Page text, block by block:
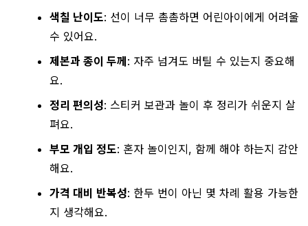
색칠 난이도: 선이 너무 촘촘하면 어린아이에게 어려울
수 있어요.
제본과 종이 두께: 자주 넘겨도 버틸 수 있는지 중요해
요.
정리 편의성: 스티커 보관과 놀이 후 정리가 쉬운지 살
펴요.
부모 개입 정도: 혼자 놀이인지, 함께 해야 하는지 감안
해요.
가격 대비 반복성: 한두 번이 아닌 몇 차례 활용 가능한
지 생각해요.